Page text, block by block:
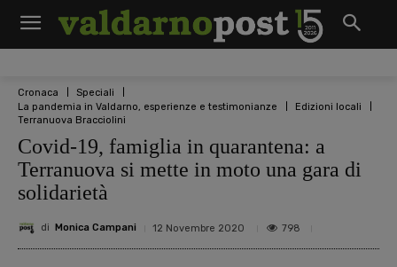
Cronaca
Speciali
La pandemia in Valdarno, esperienze e testimonianze
Edizioni locali
Terranuova Bracciolini
Covid-19, famiglia in quarantena: a
Terranuova si mette in moto una gara di
solidarietà
di Monica Campani 12 Novembre 2020 798